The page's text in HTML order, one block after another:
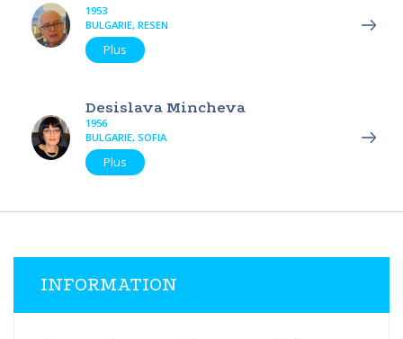
1953
BULGARIE, RESEN
Plus
Desislava Mincheva
1956
BULGARIE, SOFIA
Plus
INFORMATION